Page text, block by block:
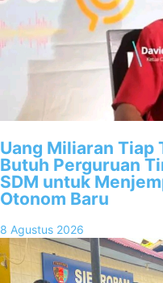
Uang Miliaran Tiap
Butuh Perguruan
SDM untuk
Otonom Baru
8 Agustus 2026